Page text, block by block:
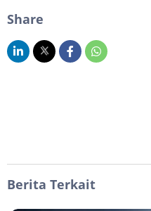
Share
Berita Terkait